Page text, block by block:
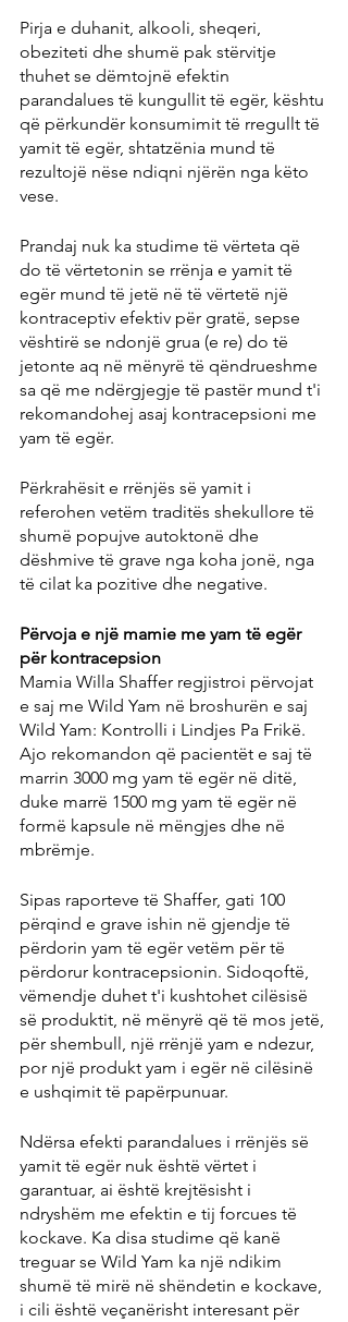
Pirja e duhanit, alkooli, sheqeri,
obeziteti dhe shumë pak stërvitje
thuhet se dëmtojnë efektin
parandalues ​​të kungullit të egër, kështu
që përkundër konsumimit të rregullt të
yamit të egër, shtatzënia mund të
rezultojë nëse ndiqni njërën nga këto
vese.
Prandaj nuk ka studime të vërteta që
do të vërtetonin se rrënja e yamit të
egër mund të jetë në të vërtetë një
kontraceptiv efektiv për gratë, sepse
vështirë se ndonjë grua (e re) do të
jetonte aq në mënyrë të qëndrueshme
sa që me ndërgjegje të pastër mund t'i
rekomandohej asaj kontracepsioni me
yam të egër.
Përkrahësit e rrënjës së yamit i
referohen vetëm traditës shekullore të
shumë popujve autoktonë dhe
dëshmive të grave nga koha jonë, nga
të cilat ka pozitive dhe negative.
Përvoja e një mamie me yam të egër
për kontracepsion
Mamia Willa Shaffer regjistroi përvojat
e saj me Wild Yam në broshurën e saj
Wild Yam: Kontrolli i Lindjes Pa Frikë.
Ajo rekomandon që pacientët e saj të
marrin 3000 mg yam të egër në ditë,
duke marrë 1500 mg yam të egër në
formë kapsule në mëngjes dhe në
mbrëmje.
Sipas raporteve të Shaffer, gati 100
përqind e grave ishin në gjendje të
përdorin yam të egër vetëm për të
përdorur kontracepsionin. Sidoqoftë,
vëmendje duhet t'i kushtohet cilësisë
së produktit, në mënyrë që të mos jetë,
për shembull, një rrënjë yam e ndezur,
por një produkt yam i egër në cilësinë
e ushqimit të papërpunuar.
Ndërsa efekti parandalues ​​i rrënjës së
yamit të egër nuk është vërtet i
garantuar, ai është krejtësisht i
ndryshëm me efektin e tij forcues të
kockave. Ka disa studime që kanë
treguar se Wild Yam ka një ndikim
shumë të mirë në shëndetin e kockave,
i cili është veçanërisht interesant për